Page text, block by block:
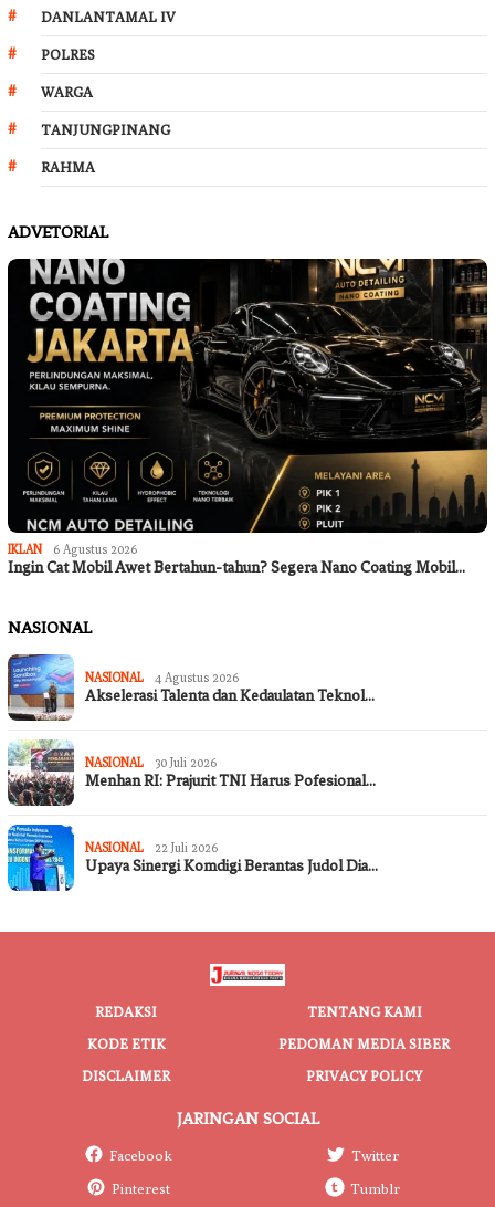
DANLANTAMAL IV
POLRES
WARGA
TANJUNGPINANG
RAHMA
ADVETORIAL
IKLAN 6 Agustus 2026
Ingin Cat Mobil Awet Bertahun-tahun? Segera Nano Coating Mobil…
NASIONAL
NASIONAL 4 Agustus 2026
Akselerasi Talenta dan Kedaulatan Teknol…
NASIONAL 30 Juli 2026
Menhan RI: Prajurit TNI Harus Pofesional…
NASIONAL 22 Juli 2026
Upaya Sinergi Komdigi Berantas Judol Dia…
REDAKSI
TENTANG KAMI
KODE ETIK
PEDOMAN MEDIA SIBER
DISCLAIMER
PRIVACY POLICY
JARINGAN SOCIAL
Facebook
Twitter
Pinterest
Tumblr